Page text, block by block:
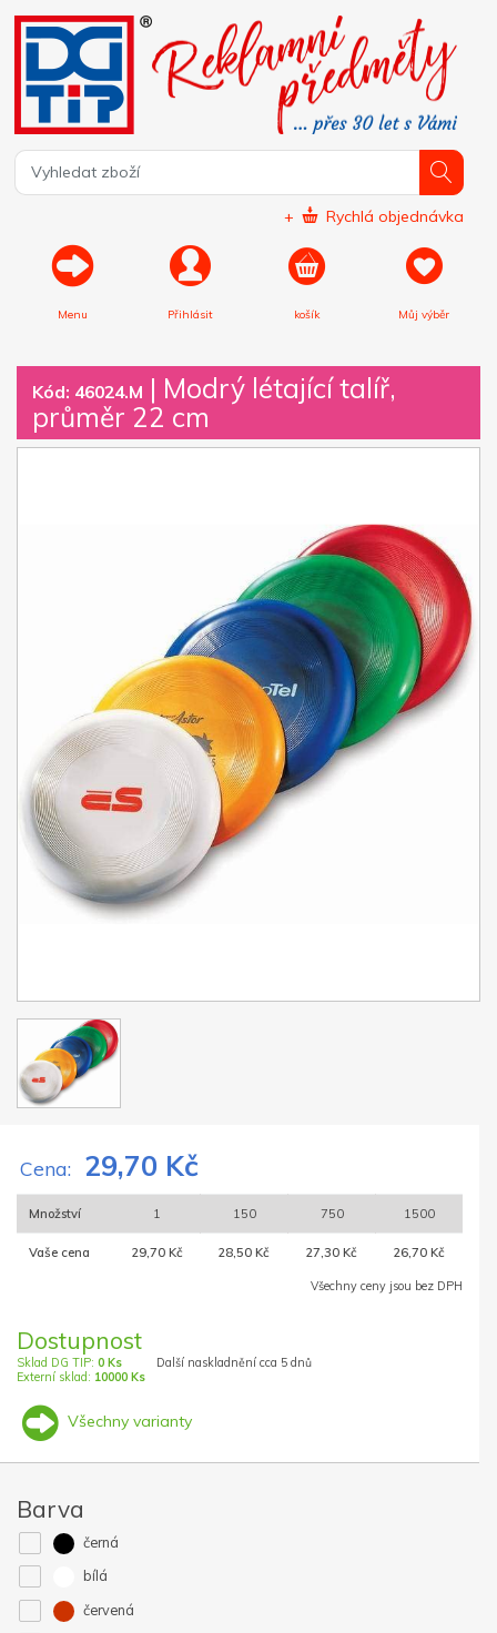
+ Rychlá objednávka
Menu Přihlásit košík Můj výběr
Kód: 46024.M | Modrý létající talíř,
průměr 22 cm
Cena: 29,70 Kč
Množství 1 150 750 1500
Vaše cena 29,70 Kč 28,50 Kč 27,30 Kč 26,70 Kč
Všechny ceny jsou bez DPH
Dostupnost
Sklad DG TIP: 0 Ks
Externí sklad: 10000 Ks
Další naskladnění cca 5 dnů
Všechny varianty
Barva
černá
bílá
červená